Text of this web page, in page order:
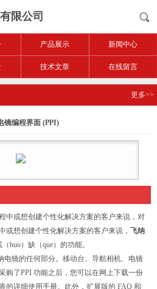
限公司
产品展示 新闻中心
技术文章 在线留言
更多>>
镜编程界面 (PPI)
中或想创建个性化解决方案的客户来说，对
或想创建个性化解决方案的客户来说， 飞纳
huo）缺（que）的功能。
电镜的任何部分。移动台、导航相机、电镜
购了PPI 功能之后，您可以在网上下载一份
的详细使用手册。此外，扩展版的 FAQ 和